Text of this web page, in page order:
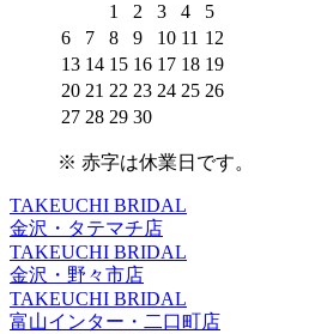
1
2 3 4
5
6
7 8 9 10 11 12
13 14 15 16 17 18 19
20 21 22 23 24 25 26
27 28 29 30
※ 赤字は休業日 です。
TAKEUCHI BRIDAL
金沢・タテマチ店
TAKEUCHI BRIDAL
金沢・野々市店
TAKEUCHI BRIDAL
富山インター・二口町店